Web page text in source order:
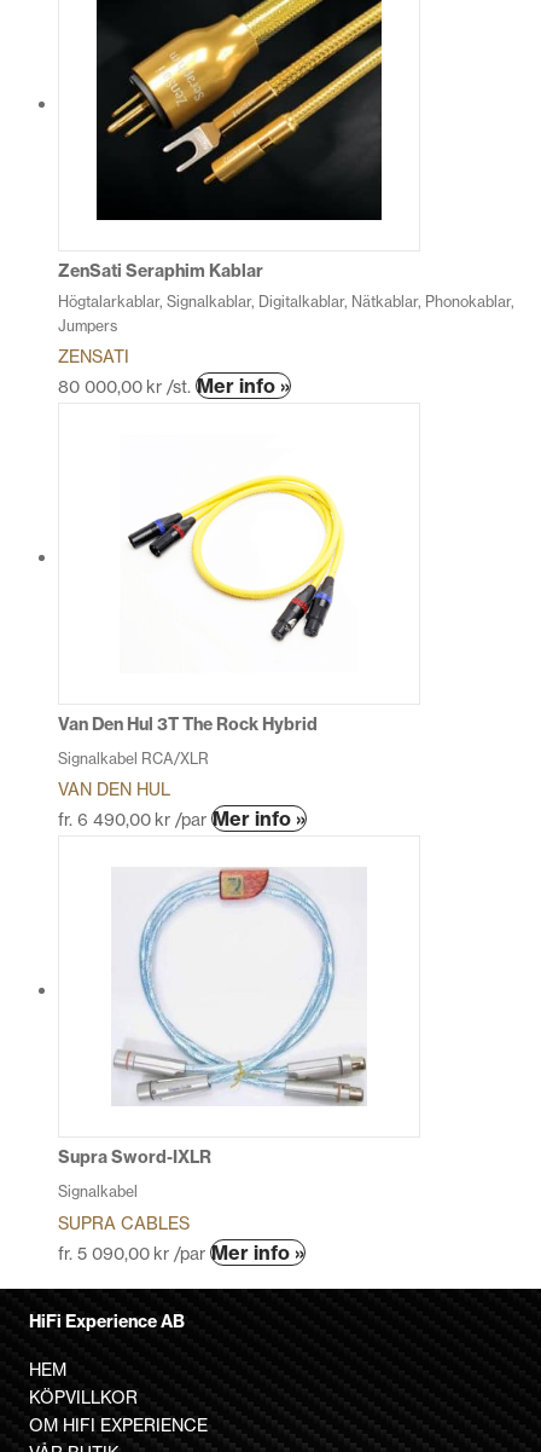
har
flera
varianter.
De
olika
ZenSati Seraphim Kablar
Högtalarkablar, Signalkablar, Digitalkablar, Nätkablar, Phonokablar,
Jumpers
ZENSATI
80 000,00 kr /st. Mer info »Den
flera
varianter.
olika
alternativen
kan
produktsidan
Van Den Hul 3T The Rock Hybrid
Signalkabel RCA/XLR
VAN DEN HUL
fr. 6 490,00 kr /par Mer info »Den
produkten
har
flera
varianter.
De
olika
alternativen
kan
väljas
Supra Sword-IXLR
Signalkabel
SUPRA CABLES
fr. 5 090,00 kr /par Mer info »Den
varianter.
De
olika
HiFi Experience AB
HEM
KÖPVILLKOR
OM HIFI EXPERIENCE